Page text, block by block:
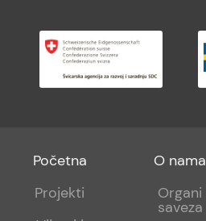
Footer
menu
Početna
Projekti
Footer
sub
O nama
Organi
saveza